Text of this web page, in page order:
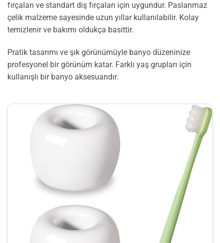
fırçaları ve standart diş fırçaları için uygundur. Paslanmaz
çelik malzeme sayesinde uzun yıllar kullanılabilir. Kolay
temizlenir ve bakımı oldukça basittir.
Pratik tasarımı ve şık görünümüyle banyo düzeninize
profesyonel bir görünüm katar. Farklı yaş grupları için
kullanışlı bir banyo aksesuarıdır.